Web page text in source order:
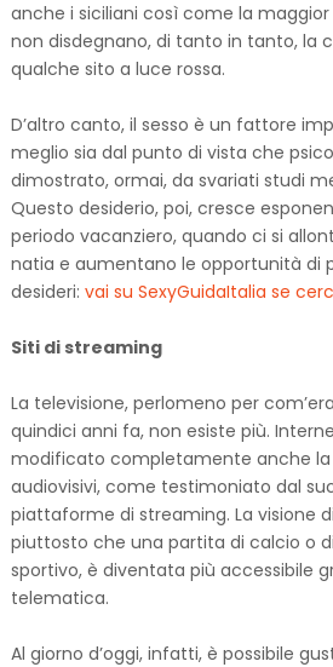
anche i siciliani così come la
non disdegnano, di tanto in tanto, la
qualche sito a luce rossa.
D’altro canto, il sesso è un fattore
meglio sia dal punto di vista che
dimostrato, ormai, da svariati studi
Questo desiderio, poi, cresce
periodo vacanziero, quando ci si
natia e aumentano le opportunità di
desideri: vai su SexyGuidaItalia se
Siti di streaming
La televisione, perlomeno per
quindici anni fa, non esiste più.
modificato completamente anche
audiovisivi, come testimoniato dal
piattaforme di streaming. La visione
piuttosto che una partita di calcio o
sportivo, è diventata più accessibile
telematica.
Al giorno d’oggi, infatti, è possibile